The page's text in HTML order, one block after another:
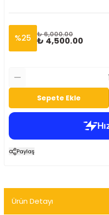
%25 ₺ 6,000.00
₺ 4,500.00
Sepete Ekle
Paylaş
Ürün Detayı